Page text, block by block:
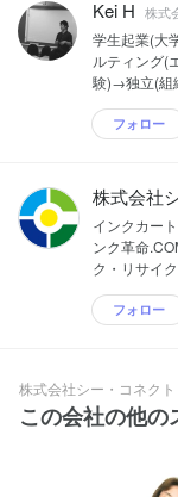
Kei H 株式
学生起業(大
ルティング(
験)→独立(組
フォロー
株式会社
インクカー
ンク革命
ク・リサイ
フォロー
株式会社シー・コネクト
この会社の他の